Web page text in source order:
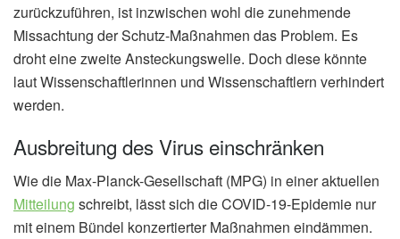
zurückzuführen, ist inzwischen wohl die zunehmende
Missachtung der Schutz-Maßnahmen das Problem. Es
droht eine zweite Ansteckungswelle. Doch diese könnte
laut Wissenschaftlerinnen und Wissenschaftlern verhindert
werden.
Ausbreitung des Virus einschränken
Wie die Max-Planck-Gesellschaft (MPG) in einer aktuellen
Mitteilung schreibt, lässt sich die COVID-19-Epidemie nur
mit einem Bündel konzertierter Maßnahmen eindämmen.